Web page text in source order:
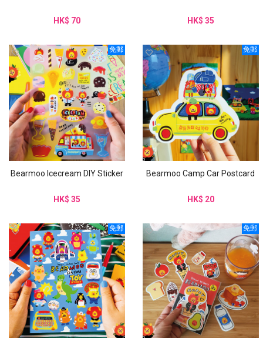
HK$ 70 HK$ 35
免郵
Bearmoo Icecream DIY Sticker
HK$ 35
免郵
Bearmoo Camp Car Postcard
HK$ 20
免郵 免郵